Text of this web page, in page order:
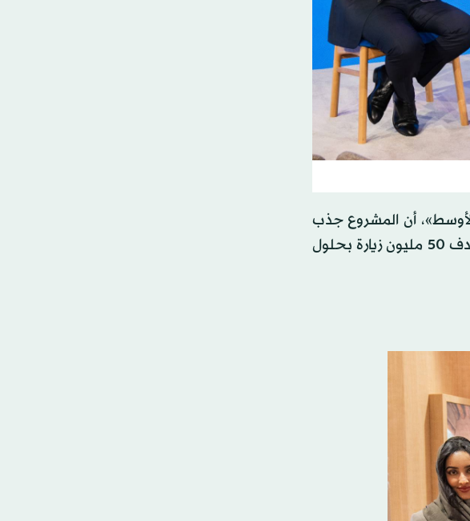
أن المشروع جذب
مليوني زائر خلال السنتين الماضيتين، بعد إتمام 5 في المائة فقط منه، معرباً عن تفاؤله بتحقيق هدف 50 مليون زيارة بحلول